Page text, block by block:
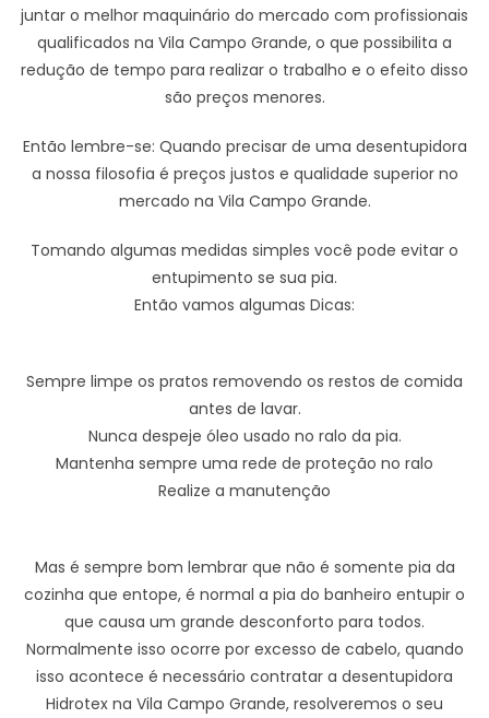
juntar o melhor maquinário do mercado com profissionais
qualificados na Vila Campo Grande, o que possibilita a
redução de tempo para realizar o trabalho e o efeito disso
são preços menores.
Então lembre-se: Quando precisar de uma desentupidora
a nossa filosofia é preços justos e qualidade superior no
mercado na Vila Campo Grande.
Tomando algumas medidas simples você pode evitar o
entupimento se sua pia.
Então vamos algumas Dicas:
Sempre limpe os pratos removendo os restos de comida
antes de lavar.
Nunca despeje óleo usado no ralo da pia.
Mantenha sempre uma rede de proteção no ralo
Realize a manutenção
Mas é sempre bom lembrar que não é somente pia da
cozinha que entope, é normal a pia do banheiro entupir o
que causa um grande desconforto para todos.
Normalmente isso ocorre por excesso de cabelo, quando
isso acontece é necessário contratar a desentupidora
Hidrotex na Vila Campo Grande, resolveremos o seu